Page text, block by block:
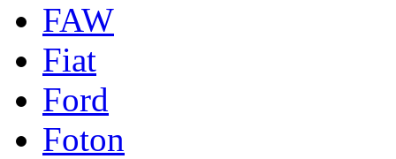
FAW
Fiat
Ford
Foton